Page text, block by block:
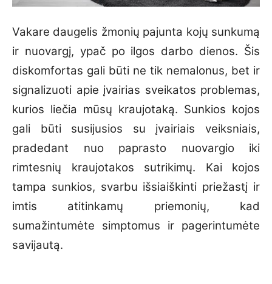
Vakare daugelis žmonių pajunta kojų sunkumą
ir nuovargį, ypač po ilgos darbo dienos. Šis
diskomfortas gali būti ne tik nemalonus, bet ir
signalizuoti apie įvairias sveikatos problemas,
kurios liečia mūsų kraujotaką. Sunkios kojos
gali būti susijusios su įvairiais veiksniais,
pradedant nuo paprasto nuovargio iki
rimtesnių kraujotakos sutrikimų. Kai kojos
tampa sunkios, svarbu išsiaiškinti priežastį ir
imtis atitinkamų priemonių, kad
sumažintumėte simptomus ir pagerintumėte
savijautą.